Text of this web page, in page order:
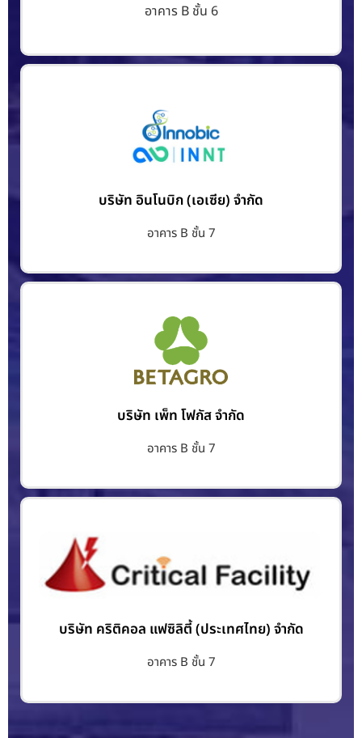
อาคาร B ชั้น 6
บริษัท อินโนบิก (เอเซีย) จำกัด
อาคาร B ชั้น 7
บริษัท เพ็ท โฟกัส จำกัด
อาคาร B ชั้น 7
บริษัท คริติคอล แฟซิลิตี้ (ประเทศไทย) จำกัด
อาคาร B ชั้น 7